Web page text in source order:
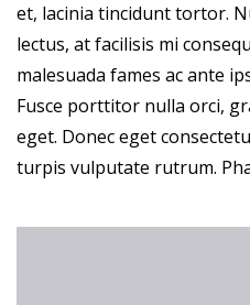
et, lacinia tincidunt tortor.
lectus, at facilisis mi
malesuada fames ac ante
Fusce porttitor nulla orci,
eget. Donec eget
turpis vulputate rutrum.